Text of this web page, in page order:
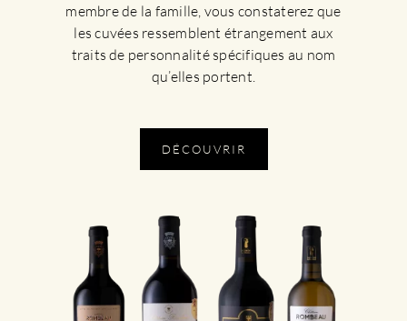
membre de la famille, vous constaterez que
les cuvées ressemblent étrangement aux
traits de personnalité spécifiques au nom
qu’elles portent.
DÉCOUVRIR